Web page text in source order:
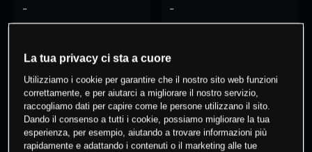
- -
% dei clienti hanno posizioni
questo prodotto
Fai trading
La tua privacy ci sta a cuore
Utilizziamo i cookie per garantire che il nostro sito web funzioni
correttamente, e per aiutarci a migliorare il nostro servizio,
raccogliamo dati per capire come le persone utilizzano il sito.
Dando il consenso a tutti i cookie, possiamo migliorare la tua
esperienza, per esempio, aiutando a trovare informazioni più
rapidamente e adattando i contenuti o il marketing alle tue